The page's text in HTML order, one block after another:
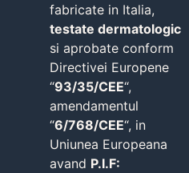
fabricate in Italia,
testate dermatologic
si aprobate conform
Directivei Europene
“93/35/CEE“,
amendamentul
“6/768/CEE“, in
Uniunea Europeana
avand P.I.F: